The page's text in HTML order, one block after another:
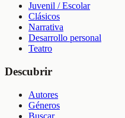
Juvenil / Escolar
Clásicos
Narrativa
Desarrollo personal
Teatro
Descubrir
Autores
Géneros
Buscar